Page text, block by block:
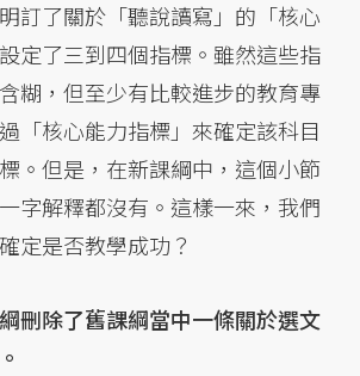
訂了關於「聽說讀寫」的「核心
定了三到四個指標。雖然這些指
糊，但至少有比較進步的教育專
「核心能力指標」來確定該科目
。但是，在新課綱中，這個小節
字解釋都沒有。這樣一來，我們
定是否教學成功？
刪除了舊課綱當中一條關於選文